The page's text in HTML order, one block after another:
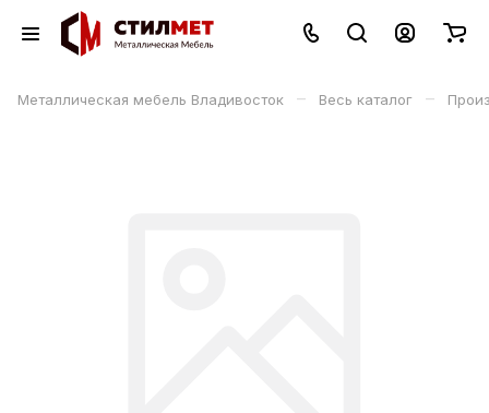
Металлическая мебель Владивосток – Весь каталог –